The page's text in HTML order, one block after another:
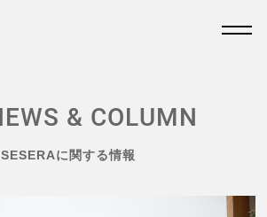
& COLUMN
SESERAに関する情報